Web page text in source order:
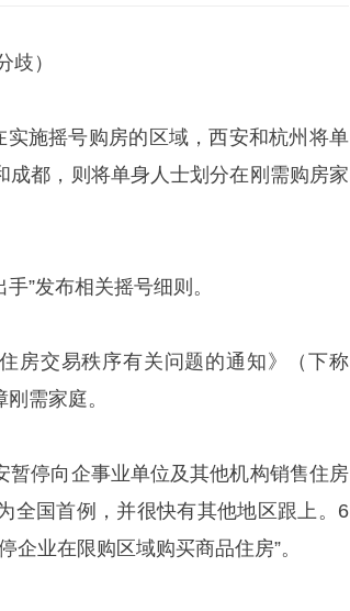
歧）
实施摇号购房的区域，西安和杭州将单
都，则将单身人士划分在刚需购房家
”发布相关摇号细则。
房交易秩序有关问题的通知》（下称
需家庭。
停向企事业单位及其他机构销售住房
全国首例，并很快有其他地区跟上。6
企业在限购区域购买商品住房”。